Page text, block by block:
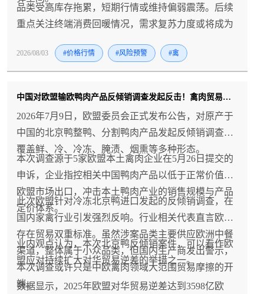
品类受高库存拖累，短期行情或维持偏弱震荡。后续
重点关注终端消费回暖情况，需求复苏力度或将成为
2026/08/03 #价格行情 #风险预警 #禽
中国对欧盟输欧鸭肉产品反倾销调查发起反击！禽肉贸易风险升温！
2026年7月9日，欧盟委员会正式发布公告，对原产于
中国的北京鸭整鸭、分割鸭肉产品发起反倾销调查，
覆盖鲜、冷、冷冻、腌渍、烟熏等多种形态。
本次调查源于5家欧盟本土禽肉企业在5月26日提交的
申诉，企业指控相关中国鸭肉产品以低于正常价值向
欧盟市场出口，冲击本土鸭肉产业的销售规模与产品
定价体系。
此次欧盟针对冷冻北京鸭进口发起的反倾销调查，在
国内家禽行业引发强烈反响。行业相关代表直言欧盟
存在贸易双重标准。虽然涉案品类主要供应欧洲中餐
渠道，整体属于小众品类，但国内生产商发出警示，
本次调查或许只是中欧禽肉领域大范围贸易摩擦的开
端。
业内观点认为，本次北京鸭反倾销案件，可以看作欧
盟应对持续扩大对华贸易逆差的举措之一。
数据显示，2025年欧盟对华贸易逆差达到3598亿欧